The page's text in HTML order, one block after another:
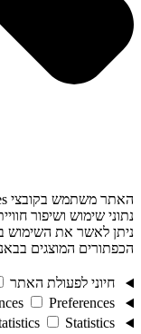
נתוני שימוש ושיפור
הכפתורים המוצגים
חיוני לפעולת האתר
Preferences
Statistics